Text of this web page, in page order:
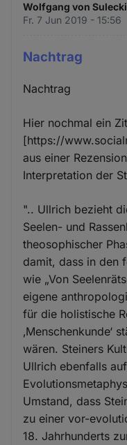
Wolfgang von
Fr. 7 Jun 2019 - 15:56
Nachtrag
Nachtrag
Hier nochmal ein
[https://
aus einer
Interpretation der
".. Ullrich bezieht
Seelen- und
theosophischer
damit, dass in den
wie „Von
eigene
für die holistische
‚Menschenkunde‘
wären. Steiners
Ullrich ebenfalls
Umstand, dass
zu einer vor-
18. Jahrhunderts